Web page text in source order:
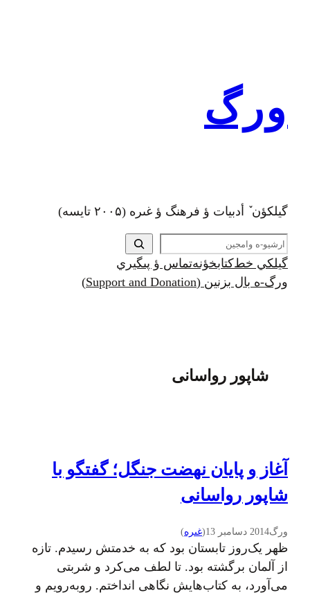
ورگ
گيلکؤن ٚ أدبیات ؤ فرهنگ ؤ غىره (۲۰۰۵ تايسه)
ج
س
ت
ج
گيلکي خطکتابخؤنهتماس ؤ پىگيري
ورگ-ه بال بزنين (Support and Donation)
شاپور رواسانی
آغاز و پایان نهضت‌ جنگل؛ گفتگو با
شاپور رواسانی
ورگ2014 دسامبر 13 (غىره)
ظهر یک‌روز تابستان بود که به خدمتش رسیدم. تازه
از آلمان برگشته بود. تا لطف می‌کرد و شربتی
می‌آورد، به کتاب‌هایش نگاهی انداختم. روبه‌رویم و